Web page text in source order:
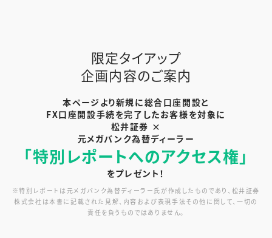
限定タイアップ
企画内容のご案内
本ページより新規に総合口座開設と
FX口座開設手続を完了したお客様を対象に
松井証券 ×
元メガバンク為替ディーラー
「特別レポートへのアクセス権」
をプレゼント！
※特別レポートは元メガバンク為替ディーラー氏が作成したものであり、松井証券
株式会社は本書に記載された見解、内容および表現手法その他に関して、一切の
責任を負うものではありません。